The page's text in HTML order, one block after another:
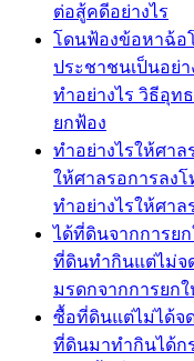
ต่อสู้คดีอย่างไร
โดนฟ้องข้อหาฉ้อ
ประชาชนเป็นอย่
ทำอย่างไร วิธีอุ
ยกฟ้อง
ทำอย่างไรให้ศา
ให้ศาลรอการลง
ทำอย่างไรให้ศาล
ได้ที่ดินจากการย
ที่ดินทำกินแต่ไม่จ
มรดกจากการยก
ซื้อที่ดินแต่ไม่ได้จ
ที่ดินมาทำกินได้ก